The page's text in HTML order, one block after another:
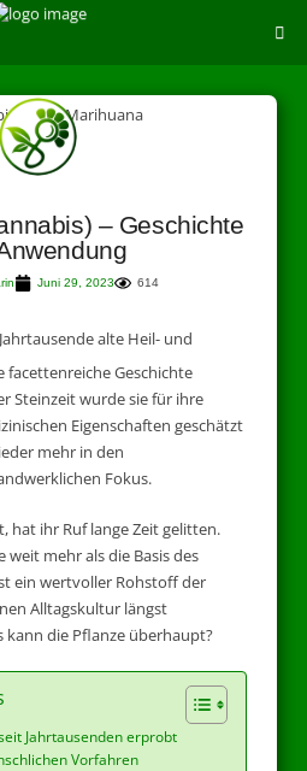
– Geschichte
Juni 29, 2023 614
alte Heil- und
facettenreiche Geschichte
Steinzeit wurde sie für ihre
Eigenschaften geschätzt
mehr in den
Fokus.
hat ihr Ruf lange Zeit gelitten.
weit mehr als die Basis des
ein wertvoller Rohstoff der
Alltagskultur längst
kann die Pflanze überhaupt?
Jahrtausenden erprobt
Vorfahren